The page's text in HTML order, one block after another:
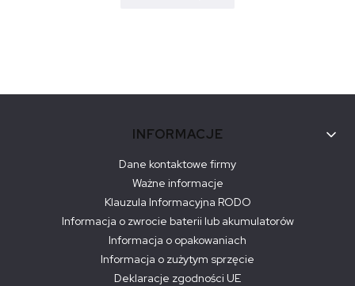
INFORMACJE
Dane kontaktowe firmy
Ważne informacje
Klauzula Informacyjna RODO
Informacja o zwrocie baterii lub akumulatorów
Informacja o opakowaniach
Informacja o zużytym sprzęcie
Deklaracje zgodności UE